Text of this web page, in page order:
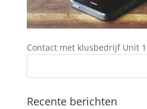
Contact met klusbedrijf Unit
Recente berichten